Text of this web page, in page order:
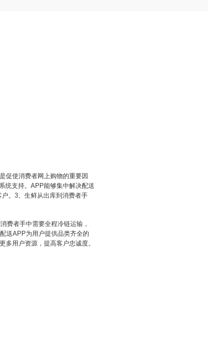
促使消费者网上购物的重要因
统支持。APP能够集中解决配送
。3、生鲜从出库到消费者手
费者手中需要全程冷链运输，
送APP为用户提供品类齐全的
用户资源，提高客户忠诚度。